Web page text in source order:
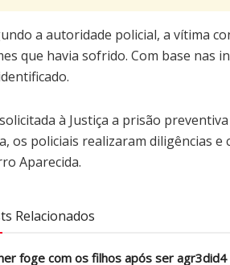
a autoridade policial, a vítima
que havia sofrido. Com base nas
à Justiça a prisão
os policiais realizaram diligências
Aparecida.
Relacionados
foge com os filhos após ser agr3did4